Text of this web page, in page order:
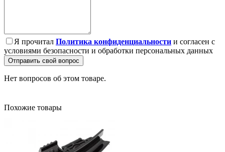
Я прочитал Политика конфиденциальности и согласен с
условиями безопасности и обработки персональных данных
Отправить свой вопрос
Нет вопросов об этом товаре.
Похожие товары